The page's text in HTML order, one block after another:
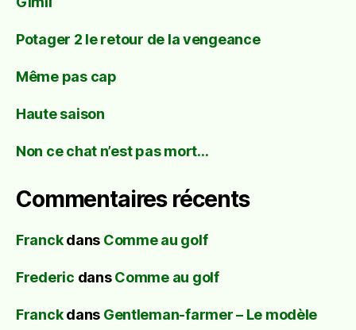
Potager 2 le retour de la vengeance
Même pas cap
Haute saison
Non ce chat n’est pas mort…
Commentaires récents
Franckdans Comme au golf
Frederic dansComme au golf
Franckdans Gentleman-farmer – Le modèle